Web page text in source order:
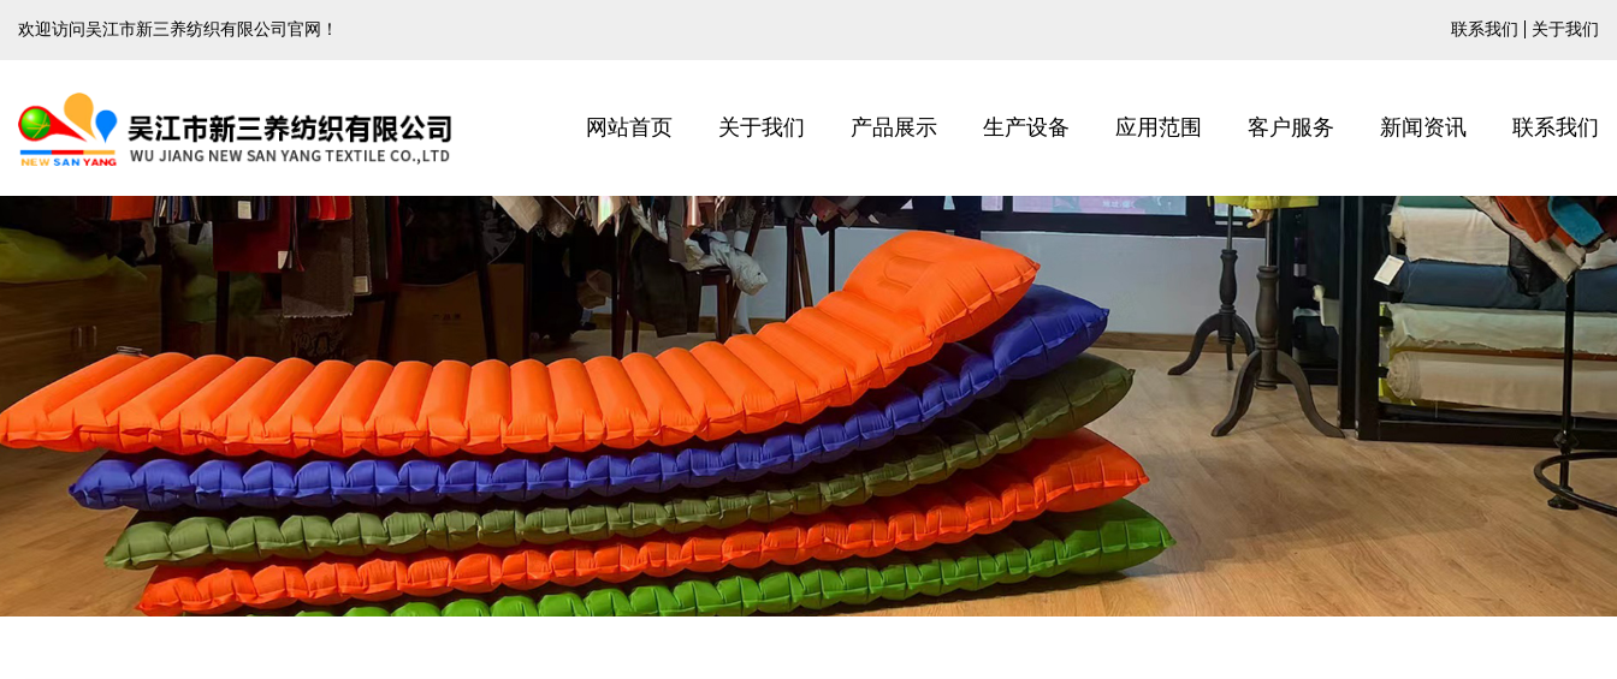
欢迎访问吴江市新三养纺织有限公司官网！ 联系我们 关于我们
网站首页 关于我们 产品展示 生产设备 应用范围 客户服务 新闻资讯 联系我们